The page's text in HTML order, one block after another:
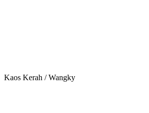
Kaos Kerah / Wangky